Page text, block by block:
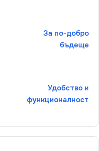
За по-добро
бъдеще
Удобство и
функционалност